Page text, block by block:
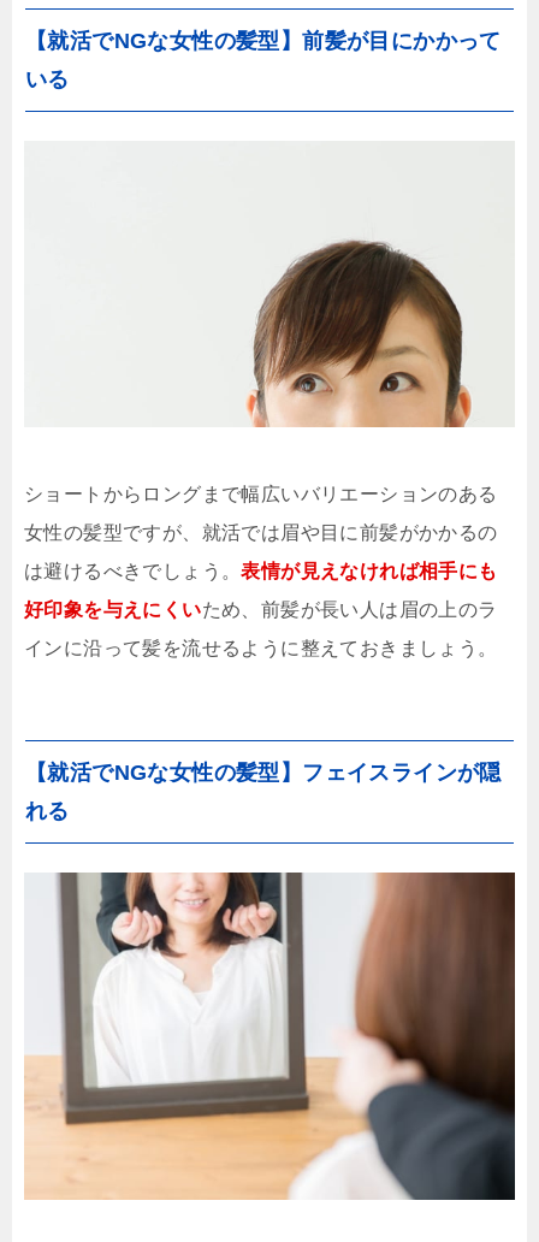
【就活でNGな女性の髪型】前髪が目にかかって
いる
ショートからロングまで幅広いバリエーションのある
女性の髪型ですが、就活では眉や目に前髪がかかるの
は避けるべきでしょう。表情が見えなければ相手にも
好印象を与えにくいため、前髪が長い人は眉の上のラ
インに沿って髪を流せるように整えておきましょう。
【就活でNGな女性の髪型】フェイスラインが隠
れる